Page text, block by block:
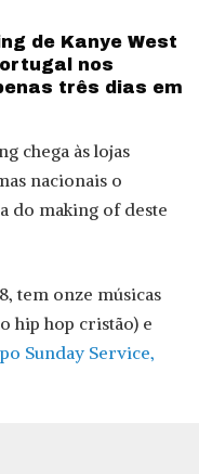
de Kanye West
nos
três dias em
chega às lojas
nacionais o
do making of deste
tem onze músicas
hip hop cristão) e
Sunday Service,